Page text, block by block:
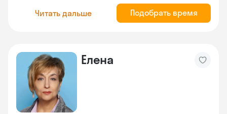
Читать дальше Подобрать время
Елена